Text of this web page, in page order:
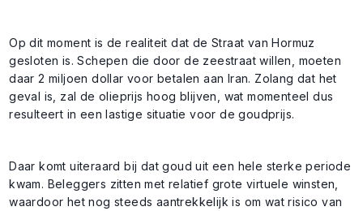
Op dit moment is de realiteit dat de Straat van Hormuz
gesloten is. Schepen die door de zeestraat willen, moeten
daar 2 miljoen dollar voor betalen aan Iran. Zolang dat het
geval is, zal de olieprijs hoog blijven, wat momenteel dus
resulteert in een lastige situatie voor de goudprijs.
Daar komt uiteraard bij dat goud uit een hele sterke periode
kwam. Beleggers zitten met relatief grote virtuele winsten,
waardoor het nog steeds aantrekkelijk is om wat risico van